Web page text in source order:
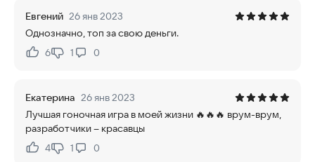
Евгений 26 янв 2023
Однозначно, топ за свою деньги.
Нравится:
6Не нравится:
1 0
Екатерина 26 янв 2023
Лучшая гоночная игра в моей жизни 🔥🔥🔥 врум-врум,
разработчики – красавцы
Нравится:
4Не нравится:
1 0